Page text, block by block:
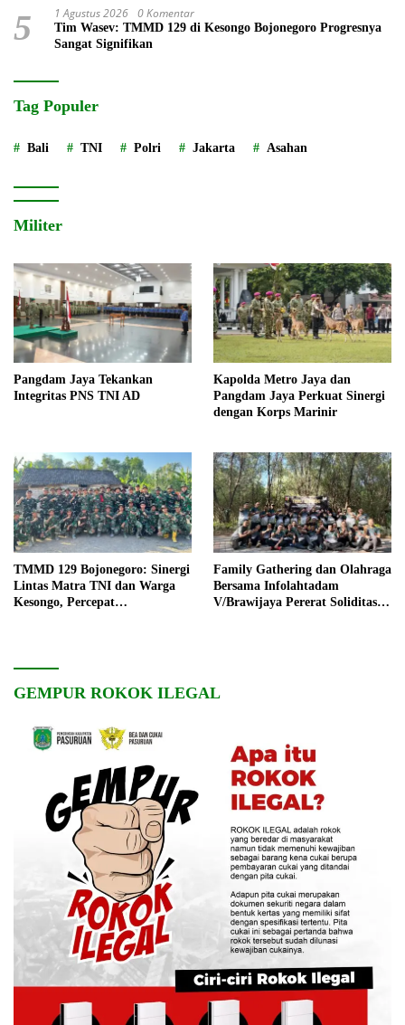
5 1 Agustus 2026 0 Komentar
Tim Wasev: TMMD 129 di Kesongo Bojonegoro Progresnya
Sangat Signifikan
Tag Populer
Bali TNI Polri Jakarta Asahan
Militer
Pangdam Jaya Tekankan
Integritas PNS TNI AD
Kapolda Metro Jaya dan
Pangdam Jaya Perkuat Sinergi
dengan Korps Marinir
TMMD 129 Bojonegoro: Sinergi
Lintas Matra TNI dan Warga
Kesongo, Percepat
Family Gathering dan Olahraga
Bersama Infolahtadam
V/Brawijaya Pererat Soliditas
GEMPUR ROKOK ILEGAL